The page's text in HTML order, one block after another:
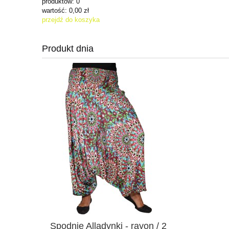
wartość: 0,00 zł
przejdź do koszyka
Produkt dnia
Spodnie Alladynki - rayon / 2